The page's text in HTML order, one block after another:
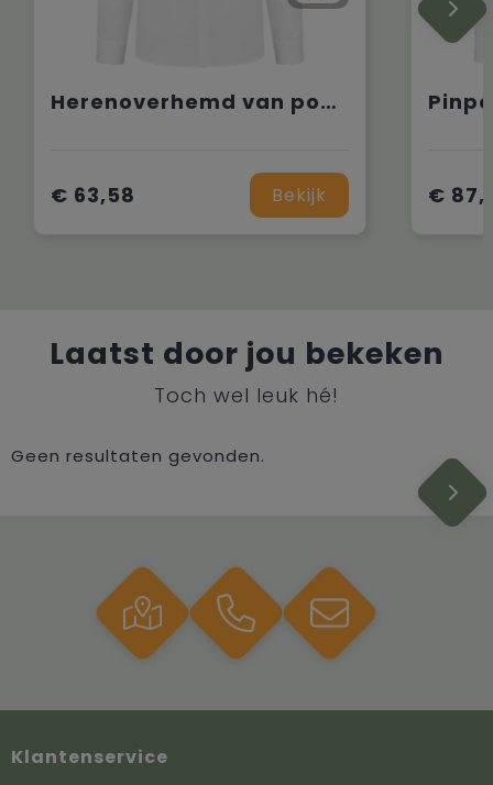
Herenoverhemd van popeline met lange mouwen
€ 63,58 Bekijk €
Laatst door jou bekeken
Toch wel leuk hé!
Geen resultaten gevonden.
Klantenservice